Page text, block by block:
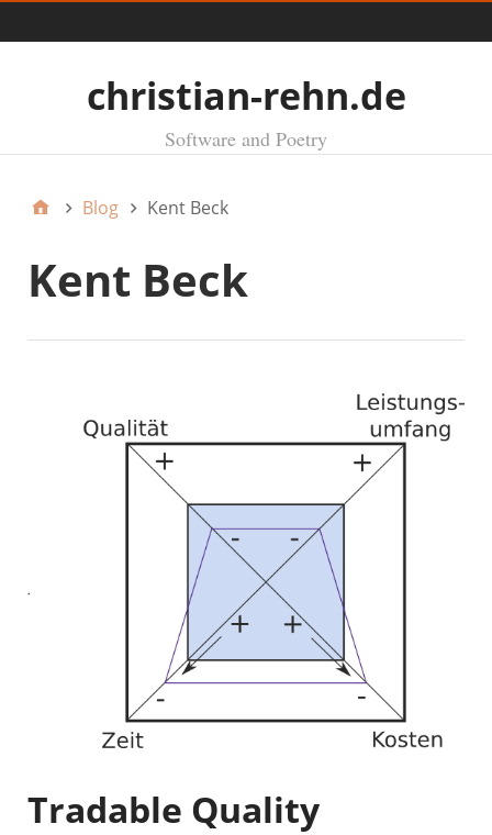
christian-rehn.de
Software and Poetry
Blog Kent Beck
Kent Beck
Tradable Quality